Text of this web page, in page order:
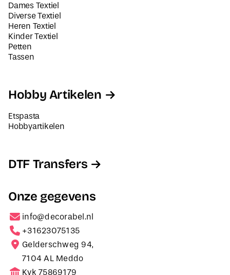
Dames Textiel
Diverse Textiel
Heren Textiel
Kinder Textiel
Petten
Tassen
Hobby Artikelen
Etspasta
Hobbyartikelen
DTF Transfers
Onze gegevens
info@decorabel.nl
+31623075135
Gelderschweg 94,
7104 AL Meddo
Kvk 75869179